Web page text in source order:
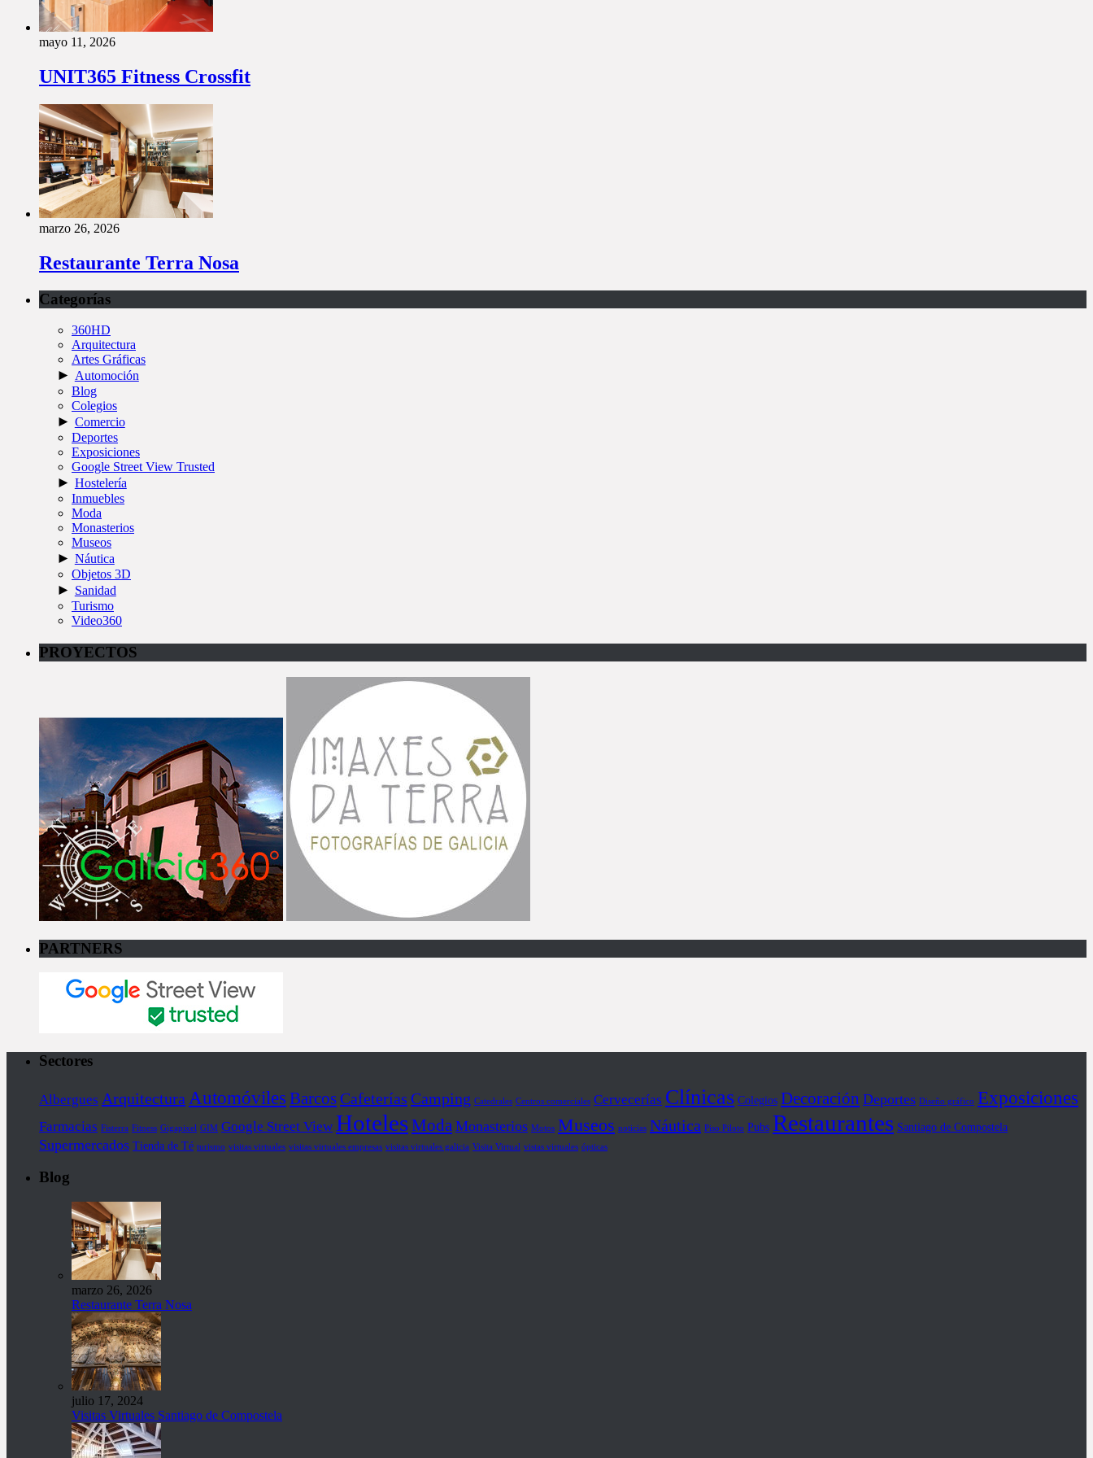
mayo 11, 2026
UNIT365 Fitness Crossfit
marzo 26, 2026
Restaurante Terra Nosa
Categorías
360HD
Arquitectura
Artes Gráficas
► Automoción
Blog
Colegios
► Comercio
Deportes
Exposiciones
Google Street View Trusted
► Hostelería
Inmuebles
Moda
Monasterios
Museos
► Náutica
Objetos 3D
► Sanidad
Turismo
Video360
PROYECTOS
PARTNERS
Sectores
Albergues Arquitectura Automóviles BarcosCafeterías Camping Catedrales Centros comerciales Cervecerías Clínicas Colegios Decoración Deportes Diseño gráfico Exposiciones
Farmacias Fisterra Fitness Gigapixel GIM Google Street View HotelesModa Monasterios Motos Museos noticias Náutica Piso Piloto Pubs Restaurantes Santiago de Compostela
Supermercados Tienda de Té turismo visitas virtuales visitas virtuales empresas visitas virtuales galicia Visita Virtual vistas virtuales ópticas
Blog
marzo 26, 2026
Restaurante Terra Nosa
julio 17, 2024
Visitas Virtuales Santiago de Compostela